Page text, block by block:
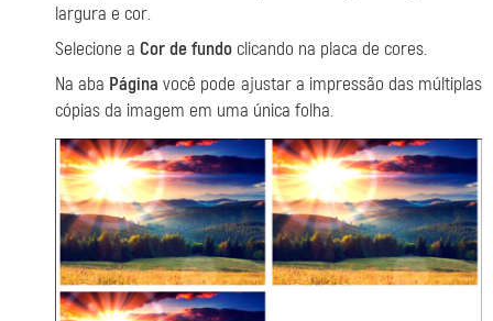
largura e cor.
Selecione a Cor de fundo clicando na placa de cores.
Na aba Página você pode ajustar a impressão das múltiplas
cópias da imagem em uma única folha.